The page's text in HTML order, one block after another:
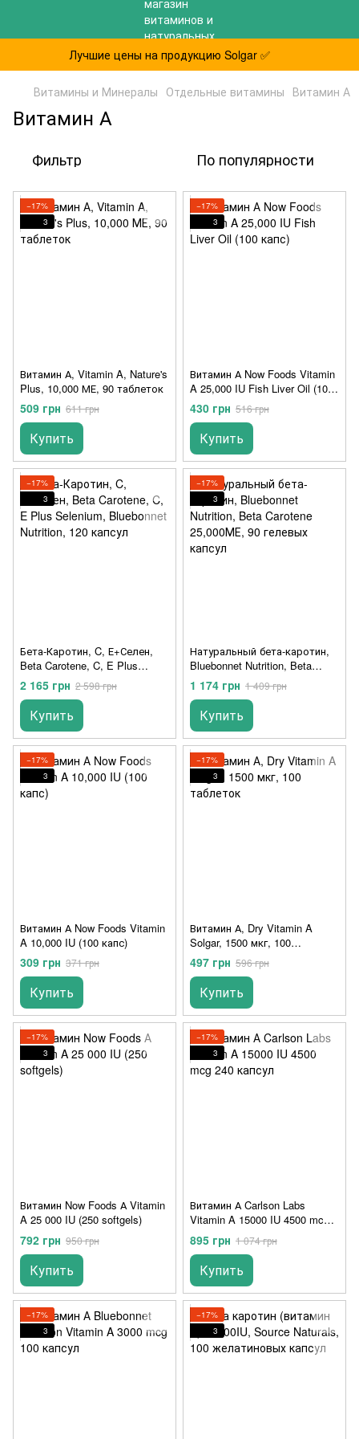
Лучшие цены на продукцию Solgar ✅
Витамины и Минералы Отдельные витамины Витамин А
Витамин А
Фильтр По популярности
−17%
3
Витамин А, Vitamin A, Nature's
Plus, 10,000 МЕ, 90 таблеток
509 грн 611 грн
Купить
−17%
3
Витамин А Now Foods Vitamin
A 25,000 IU Fish Liver Oil (100
капс)
430 грн 516 грн
Купить
−17%
3
Бета-Каротин, C, Е+Селен,
Beta Carotene, C, E Plus
Selenium, Bluebonnet Nutrition,
120 капсул
2 165 грн 2 598 грн
Купить
−17%
3
Натуральный бета-каротин,
Bluebonnet Nutrition, Beta
Carotene 25,000МЕ, 90
гелевых капсул
1 174 грн 1 409 грн
Купить
−17%
3
Витамин А Now Foods Vitamin
A 10,000 IU (100 капс)
309 грн 371 грн
Купить
−17%
3
Витамин А, Dry Vitamin A
Solgar, 1500 мкг, 100
таблеток
497 грн 596 грн
Купить
−17%
3
Витамин Now Foods А Vitamin
A 25 000 IU (250 softgels)
792 грн 950 грн
Купить
−17%
3
Витамин А Carlson Labs
Vitamin A 15000 IU 4500 mcg
240 капсул
895 грн 1 074 грн
Купить
−17%
3
−17%
3